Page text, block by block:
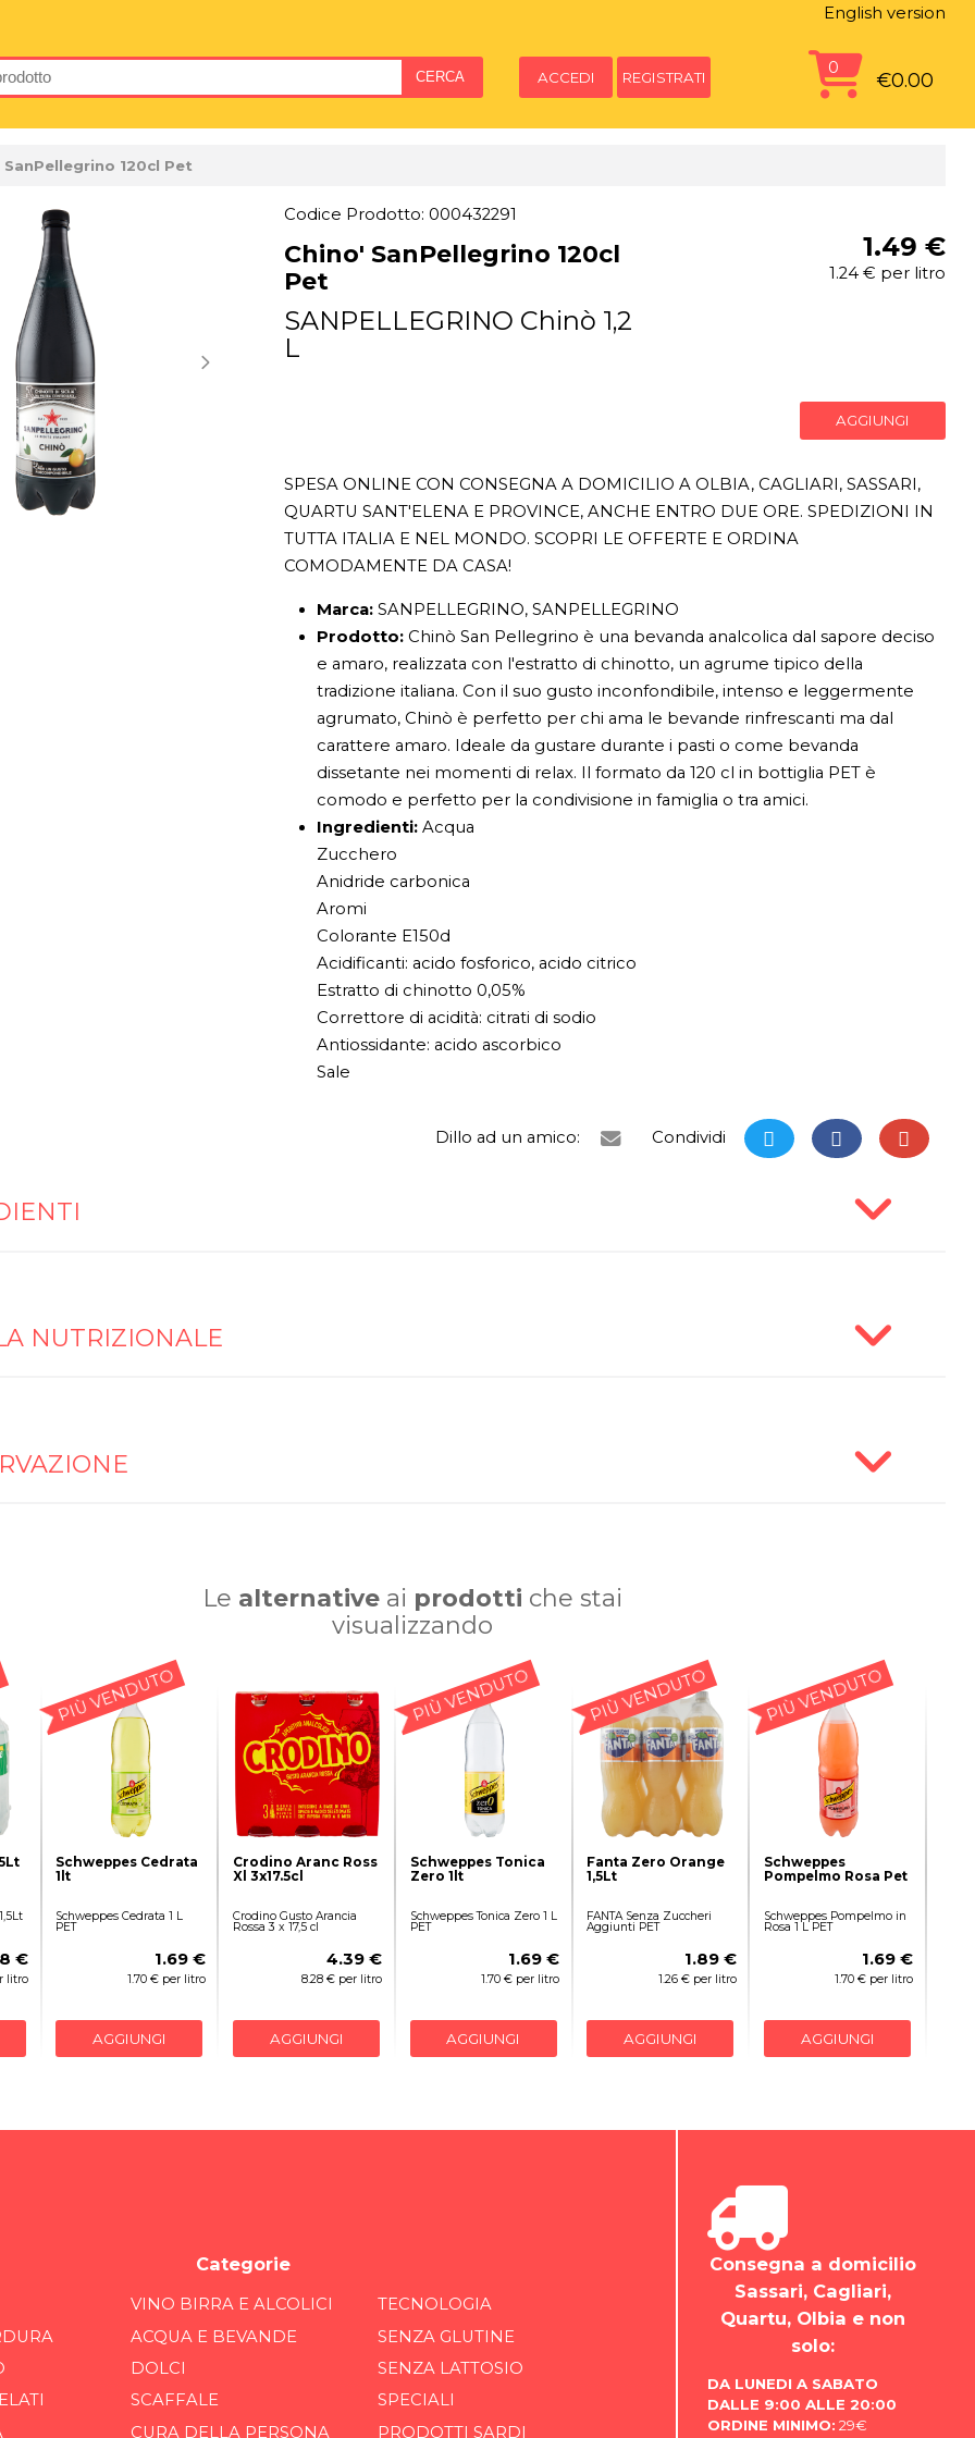
English version
ACCEDI REGISTRATI
0
€0.00
SanPellegrino 120cl Pet
Codice Prodotto: 000432291
Chino' SanPellegrino 120cl
Pet
SANPELLEGRINO Chinò 1,2
L
1.49 €
1.24 € per litro
AGGIUNGI
SPESA ONLINE CON CONSEGNA A DOMICILIO A OLBIA, CAGLIARI, SASSARI,
QUARTU SANT'ELENA E PROVINCE, ANCHE ENTRO DUE ORE. SPEDIZIONI IN
TUTTA ITALIA E NEL MONDO. SCOPRI LE OFFERTE E ORDINA
COMODAMENTE DA CASA!
Marca:SANPELLEGRINO, SANPELLEGRINO
Prodotto:Chinò San Pellegrino è una bevanda analcolica dal sapore deciso
e amaro, realizzata con l'estratto di chinotto, un agrume tipico della
tradizione italiana. Con il suo gusto inconfondibile, intenso e leggermente
agrumato, Chinò è perfetto per chi ama le bevande rinfrescanti ma dal
carattere amaro. Ideale da gustare durante i pasti o come bevanda
dissetante nei momenti di relax. Il formato da 120 cl in bottiglia PET è
comodo e perfetto per la condivisione in famiglia o tra amici.
Ingredienti: Acqua
Zucchero
Anidride carbonica
Aromi
Colorante E150d
Acidificanti: acido fosforico, acido citrico
Estratto di chinotto 0,05%
Correttore di acidità: citrati di sodio
Antiossidante: acido ascorbico
Sale
Dillo ad un amico: Condividi
NUTRIZIONALE
Le alternativeai prodotti che stai
visualizzando
€
litro
PIÙ VENDUTO
Schweppes Cedrata
1lt
Schweppes Cedrata 1 L
PET
1.69 €
1.70 € per litro
AGGIUNGI
Crodino Aranc Ross
Xl 3x17.5cl
Crodino Gusto Arancia
Rossa 3 x 17,5 cl
4.39 €
8.28 € per litro
AGGIUNGI
PIÙ VENDUTO
Schweppes Tonica
Zero 1lt
Schweppes Tonica Zero 1 L
PET
1.69 €
1.70 € per litro
AGGIUNGI
PIÙ VENDUTO
Fanta Zero Orange
1,5Lt
FANTA Senza Zuccheri
Aggiunti PET
1.89 €
1.26 € per litro
AGGIUNGI
PIÙ VENDUTO
Schweppes
Pompelmo Rosa Pet
Schweppes Pompelmo in
Rosa 1 L PET
1.69 €
1.70 € per litro
AGGIUNGI
Categorie
VINO BIRRA E ALCOLICI
ACQUA E BEVANDE
DOLCI
SCAFFALE
CURA DELLA PERSONA
TECNOLOGIA
SENZA GLUTINE
SENZA LATTOSIO
SPECIALI
PRODOTTI SARDI
Consegna a domicilio
Sassari, Cagliari,
Quartu, Olbia e non
solo:
DA LUNEDI A SABATO
DALLE 9:00 ALLE 20:00
ORDINE MINIMO: 29€